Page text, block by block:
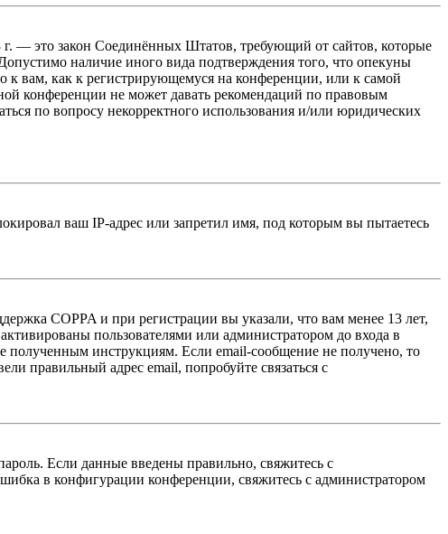
г. — это закон Соединённых Штатов, требующий от сайтов, которые
наличие иного вида подтверждения того, что опекуны
вам, как к регистрирующемуся на конференции, или к самой
конференции не может давать рекомендаций по правовым
по вопросу некорректного использования и/или юридических
ваш IP-адрес или запретил имя, под которым вы пытаетесь
COPPA и при регистрации вы указали, что вам менее 13 лет,
пользователями или администратором до входа в
полученным инструкциям. Если email-сообщение не получено, то
правильный адрес email, попробуйте связаться с
Если данные введены правильно, свяжитесь с
в конфигурации конференции, свяжитесь с администратором